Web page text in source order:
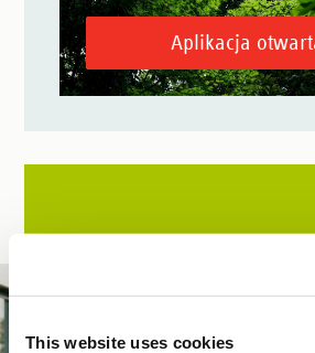
This website uses cookies
Aplikacja
ofertach